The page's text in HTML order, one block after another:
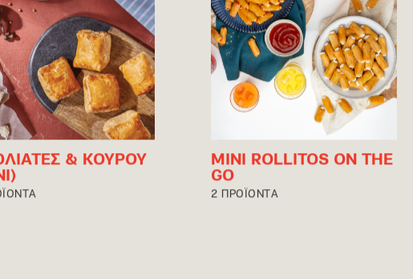
& ΚΟΥΡΟΥ
MINI ROLLITOS ON THE
GO
2 ΠΡΟΪΟΝΤΑ